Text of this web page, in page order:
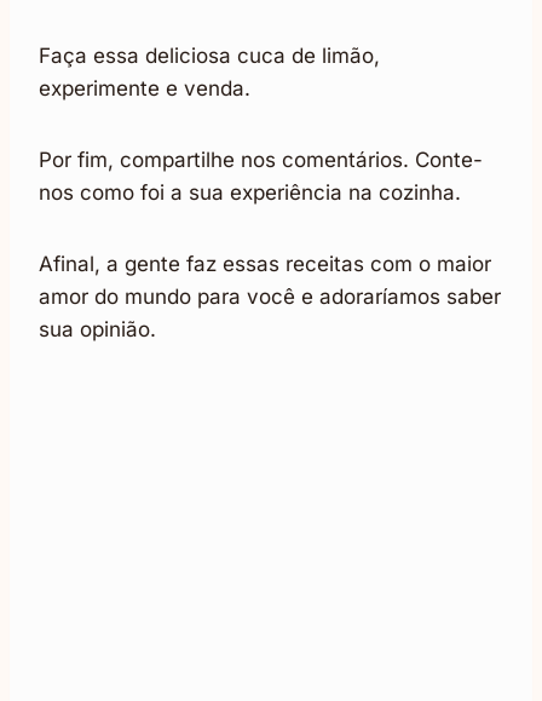
Faça essa deliciosa cuca de limão,
experimente e venda.
Por fim, compartilhe nos comentários. Conte-
nos como foi a sua experiência na cozinha.
Afinal, a gente faz essas receitas com o maior
amor do mundo para você e adoraríamos saber
sua opinião.